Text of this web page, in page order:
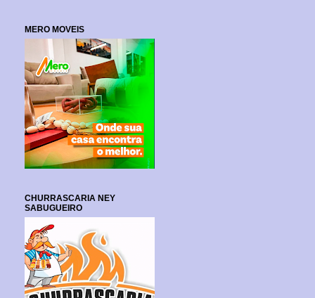
MERO MOVEIS
CHURRASCARIA NEY
SABUGUEIRO